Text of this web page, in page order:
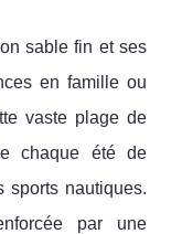
sable fin et ses
en famille ou
vaste plage de
chaque été de
sports nautiques.
par une